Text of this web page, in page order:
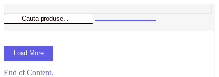
Load More
End of Content.